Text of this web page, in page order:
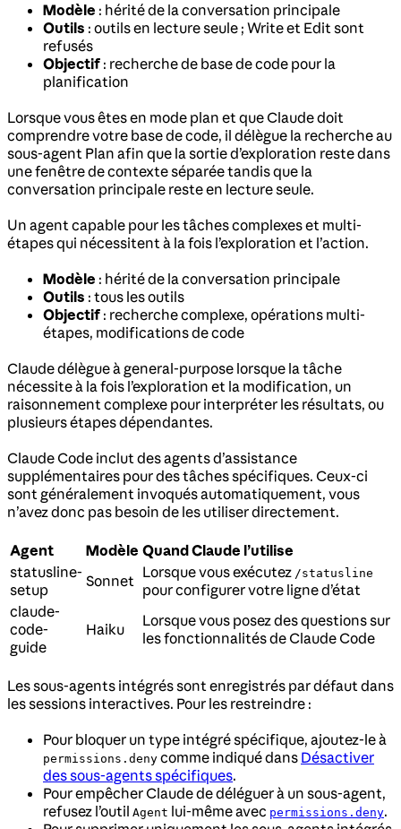
Modèle : hérité de la conversation principale
Outils : outils en lecture seule ; Write et Edit sont
refusés
Objectif : recherche de base de code pour la
planification
Lorsque vous êtes en mode plan et que Claude doit
comprendre votre base de code, il délègue la recherche au
sous-agent Plan afin que la sortie d’exploration reste dans
une fenêtre de contexte séparée tandis que la
conversation principale reste en lecture seule.
Un agent capable pour les tâches complexes et multi-
étapes qui nécessitent à la fois l’exploration et l’action.
Modèle : hérité de la conversation principale
Outils : tous les outils
Objectif : recherche complexe, opérations multi-
étapes, modifications de code
Claude délègue à general-purpose lorsque la tâche
nécessite à la fois l’exploration et la modification, un
raisonnement complexe pour interpréter les résultats, ou
plusieurs étapes dépendantes.
Claude Code inclut des agents d’assistance
supplémentaires pour des tâches spécifiques. Ceux-ci
sont généralement invoqués automatiquement, vous
n’avez donc pas besoin de les utiliser directement.
Agent Modèle Quand Claude l’utilise
statusline-
setup
Sonnet Lorsque vous exécutez /statusline
pour configurer votre ligne d’état
claude-
code-
guide
Haiku
Lorsque vous posez des questions sur
les fonctionnalités de Claude Code
Les sous-agents intégrés sont enregistrés par défaut dans
les sessions interactives. Pour les restreindre :
Pour bloquer un type intégré spécifique, ajoutez-le à
permissions.deny comme indiqué dans Désactiver
des sous-agents spécifiques.
Pour empêcher Claude de déléguer à un sous-agent,
refusez l’outil Agent lui-même avec permissions.deny.